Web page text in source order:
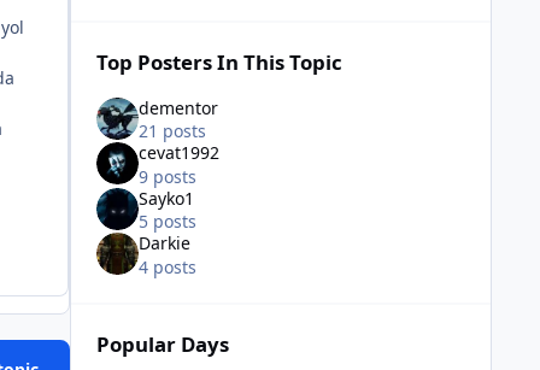
Top Posters In This Topic
dementor
21 posts
cevat1992
9 posts
Sayko1
5 posts
Darkie
4 posts
Popular Days